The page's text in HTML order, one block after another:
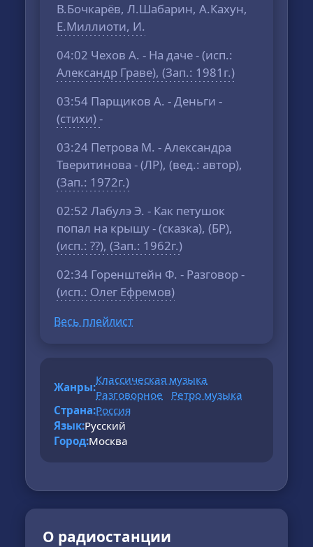
В.Бочкарёв, Л.Шабарин, А.Кахун,
Е.Миллиоти, И.
04:02 Чехов А. - На даче - (исп.:
Александр Граве), (Зап.: 1981г.)
03:54 Парщиков А. - Деньги -
(стихи) -
03:24 Петрова М. - Александра
Тверитинова - (ЛР), (вед.: автор),
(Зап.: 1972г.)
02:52 Лабулэ Э. - Как петушок
попал на крышу - (сказка), (БР),
(исп.: ??), (Зап.: 1962г.)
02:34 Горенштейн Ф. - Разговор -
(исп.: Олег Ефремов)
Весь плейлист
Жанры:
Классическая музыка
Разговорное
Ретро музыка
Страна:Россия
Язык:Русский
Город:Москва
О радиостанции